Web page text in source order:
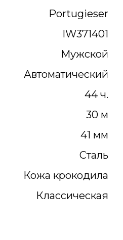
Portugieser
IW371401
Мужской
Автоматический
44 ч.
30 м
41 мм
Сталь
Кожа крокодила
Классическая